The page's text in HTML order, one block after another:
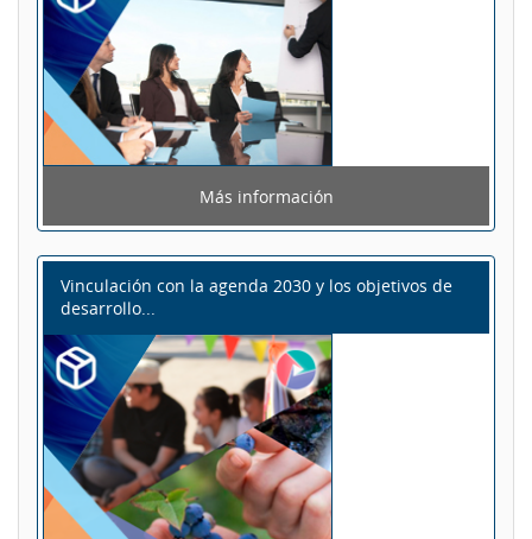
Más información
Vinculación con la agenda 2030 y los objetivos de
desarrollo...